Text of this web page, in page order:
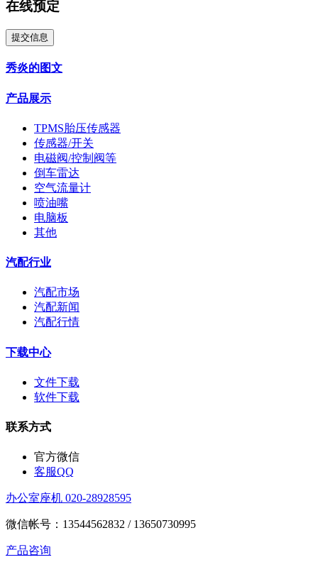
在线预定
提交信息
秀炎的图文
产品展示
TPMS胎压传感器
传感器/开关
电磁阀/控制阀等
倒车雷达
空气流量计
喷油嘴
电脑板
其他
汽配行业
汽配市场
汽配新闻
汽配行情
下载中心
文件下载
软件下载
联系方式
官方微信
客服QQ
办公室座机 020-28928595
微信帐号：13544562832 / 13650730995
产品咨询